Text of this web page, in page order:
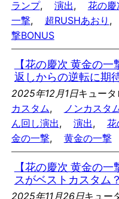
ランプ, 演出, 花の慶
一撃, 超RUSHあおり ,
撃BONUS
【花の慶次 黄金の
返しからの逆転に期
2025年12月1日キュータ
カスタム, ノンカスタ
ん回し演出, 演出, 花
金の一撃, 黄金の一撃
【花の慶次 黄金の
スがベストカスタム？
2025年11月26日キュー